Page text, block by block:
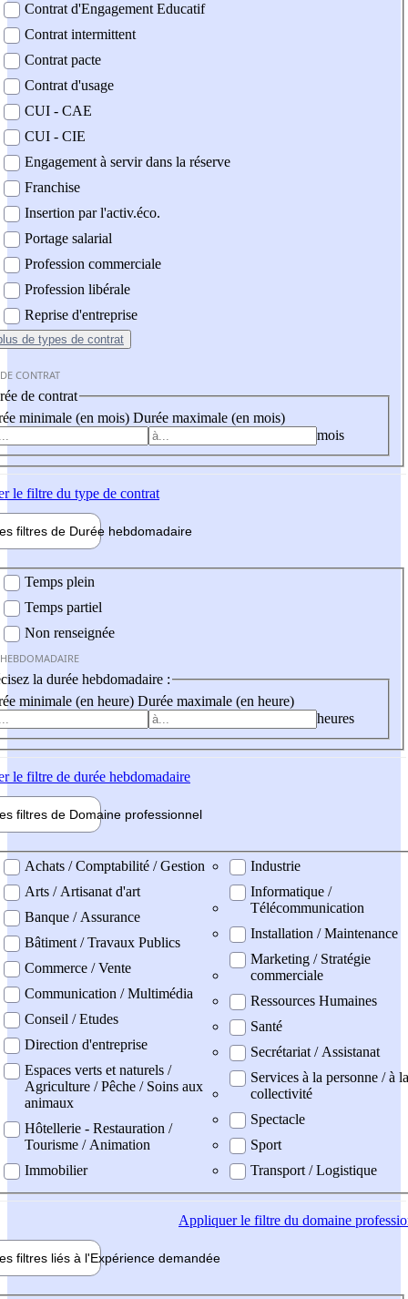
Contrat d'Engagement Educatif
Contrat intermittent
Contrat pacte
Contrat d'usage
CUI - CAE
CUI - CIE
Engagement à servir dans la réserve
Franchise
Insertion par l'activ.éco.
Portage salarial
Profession commerciale
Profession libérale
Reprise d'entreprise
de types de contrat
CONTRAT
de contrat
minimale (en mois) Durée maximale (en mois)
mois
le filtre du type de contrat
filtres de Durée hebdomadaire
Temps plein
Temps partiel
Non renseignée
la durée hebdomadaire :
minimale (en heure) Durée maximale (en heure)
heures
le filtre de durée hebdomadaire
filtres de Domaine professionnel
professionel
Achats / Comptabilité / Gestion
Arts / Artisanat d'art
Banque / Assurance
Bâtiment / Travaux Publics
Commerce / Vente
Communication / Multimédia
Conseil / Etudes
Direction d'entreprise
Espaces verts et naturels /
Agriculture / Pêche / Soins aux
animaux
Hôtellerie - Restauration /
Tourisme / Animation
Immobilier
Industrie
Informatique /
Télécommunication
Installation / Maintenance
Marketing / Stratégie
commerciale
Ressources Humaines
Santé
Secrétariat / Assistanat
Services à la personne / à la
collectivité
Spectacle
Sport
Transport / Logistique
Appliquerle filtre du domaine
filtres liés à l'Expérience demandée